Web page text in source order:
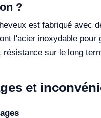
?
est fabriqué avec
l'acier inoxydable pour
résistance sur le long
et